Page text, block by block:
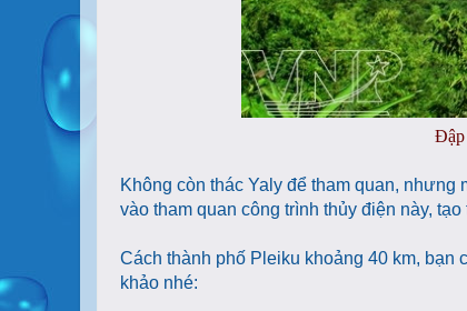
Đập
Không còn thác Yaly để tham quan,
vào tham quan công trình thủy điện này,
Cách thành phố Pleiku khoảng 40 km, bạn
khảo nhé: